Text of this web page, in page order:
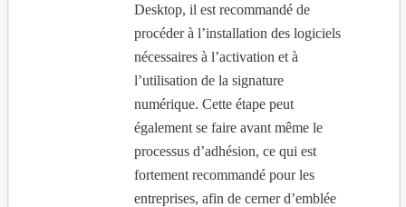
Desktop, il est recommandé de
procéder à l’installation des logiciels
nécessaires à l’activation et à
l’utilisation de la signature
numérique. Cette étape peut
également se faire avant même le
processus d’adhésion, ce qui est
fortement recommandé pour les
entreprises, afin de cerner d’emblée